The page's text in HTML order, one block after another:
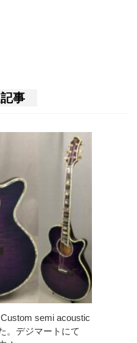
事
semi acoustic
。デジマートにて